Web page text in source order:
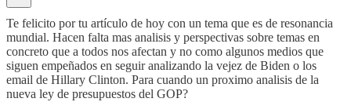
Te felicito por tu artículo de hoy con un tema que es de resonancia
mundial. Hacen falta mas analisis y perspectivas sobre temas en
concreto que a todos nos afectan y no como algunos medios que
siguen empeñados en seguir analizando la vejez de Biden o los
email de Hillary Clinton. Para cuando un proximo analisis de la
nueva ley de presupuestos del GOP?